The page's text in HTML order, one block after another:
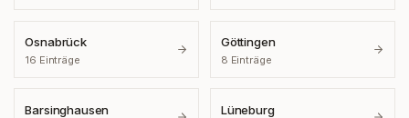
Osnabrück
16 Einträge
Göttingen
8 Einträge
Barsinghausen Lüneburg